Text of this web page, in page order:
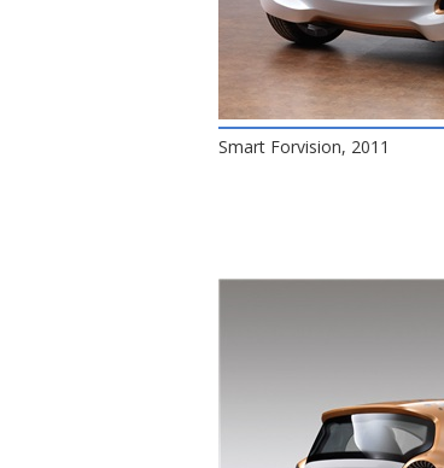
Smart Forvision, 2011